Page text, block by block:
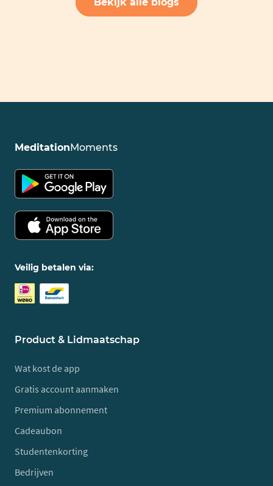
MeditationMoments
Veilig betalen via:
Product & Lidmaatschap
Wat kost de app
Gratis account aanmaken
Premium abonnement
Cadeaubon
Studentenkorting
Bedrijven